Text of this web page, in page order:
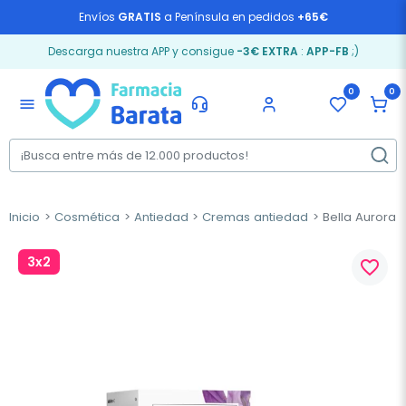
Envíos GRATIS a Península en pedidos +65€
Descarga nuestra APP y consigue -3€ EXTRA: APP-FB ;)
menu
0 0
Inicio Cosmética Antiedad Cremas antiedad Bella Aurora
3x2 favorite_border